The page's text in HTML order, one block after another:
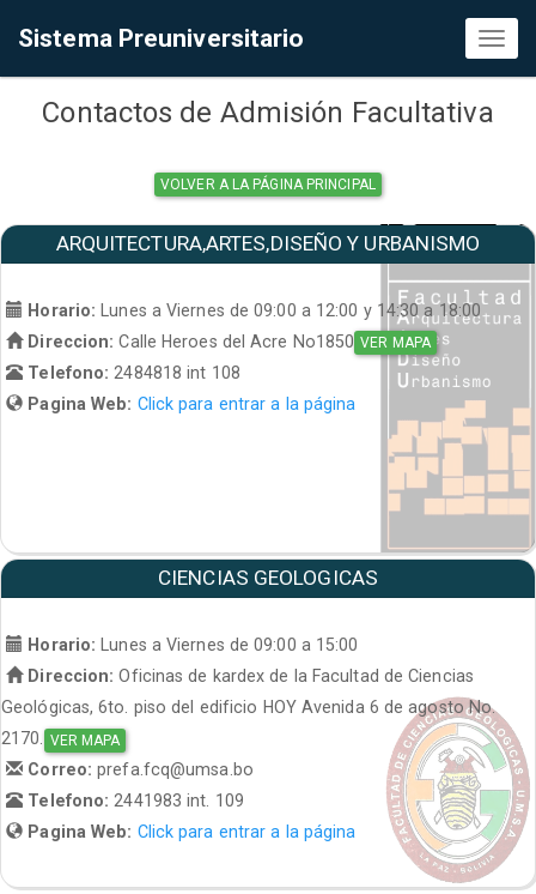
Sistema Preuniversitario
Contactos de Admisión Facultativa
VOLVER A LA PÁGINA PRINCIPAL
ARQUITECTURA,ARTES,DISEÑO Y URBANISMO
Horario:
Lunes a Viernes de 09:00 a 12:00 y 14:30 a 18:00
Direccion: Calle Heroes del Acre No1850 VER MAPA
Telefono: 2484818 int 108
Pagina Web: Click para entrar a la página
CIENCIAS GEOLOGICAS
Horario: Lunes a Viernes de 09:00 a 15:00
Direccion: Oficinas de kardex de la Facultad de Ciencias
Geológicas, 6to. piso del edificio HOY Avenida 6 de agosto No.
2170. VER MAPA
Correo:prefa.fcq@umsa.bo
Telefono:2441983 int. 109
Pagina Web: Click para entrar a la página